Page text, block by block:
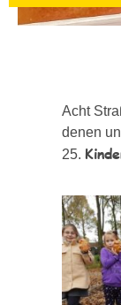
Acht
denen
25.